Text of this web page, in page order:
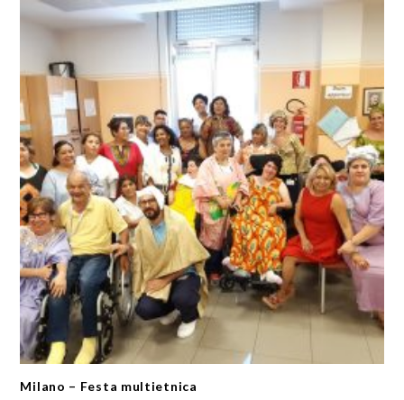
Milano – Festa multietnica